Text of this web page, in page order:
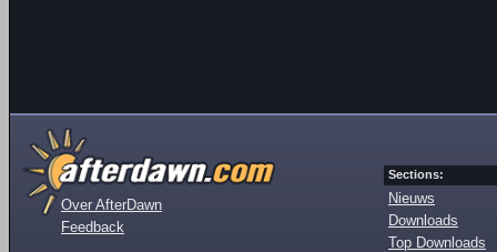
Over AfterDawn
Feedback
Sections:
Nieuws
Downloads
Top Downloads